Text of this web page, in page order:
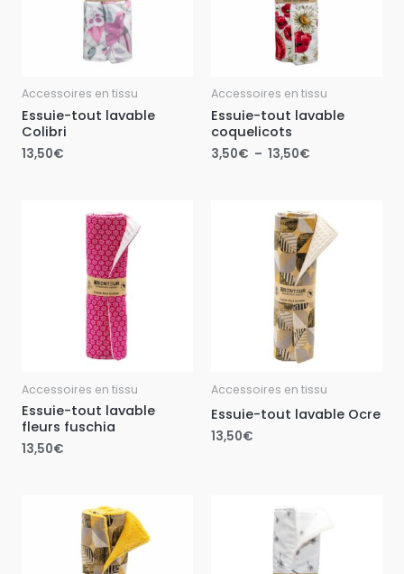
Accessoires en tissu
Essuie-tout lavable
Colibri
13,50€
Accessoires en tissu
Essuie-tout lavable
coquelicots
3,50€ – 13,50€
Accessoires en tissu
Essuie-tout lavable
fleurs fuschia
13,50€
Accessoires en tissu
Essuie-tout lavable Ocre
13,50€
de
prix :
3,50€
à
de
prix :
3,50€
à